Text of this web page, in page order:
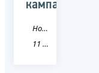
кампании
Новость
11 Республика Коми